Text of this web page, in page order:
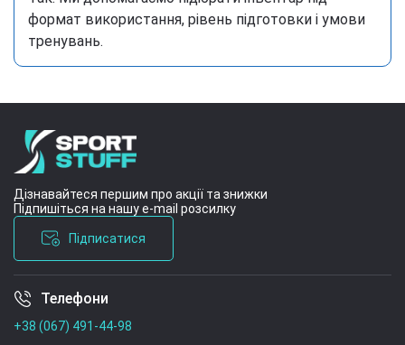
формат використання, рівень підготовки і умови
тренувань.
Дізнавайтеся першим про акції та знижки
Підпишіться на нашу e-mail розсилку
Підписатися
Умови угоди
Телефони
+38 (067) 491-44-98